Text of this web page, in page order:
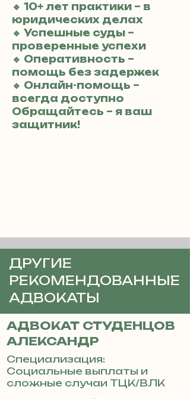
🔹 10+ лет практики – в
юридических делах
🔹 Успешные суды –
проверенные успехи
🔹 Оперативность –
помощь без задержек
🔹 Онлайн-помощь –
всегда доступно
Обращайтесь – я ваш
защитник!
ДРУГИЕ
РЕКОМЕНДОВАННЫЕ
АДВОКАТЫ
АДВОКАТ СТУДЕНЦОВ
АЛЕКСАНДР
Специализация:
Социальные выплаты и
сложные случаи ТЦК/ВЛК